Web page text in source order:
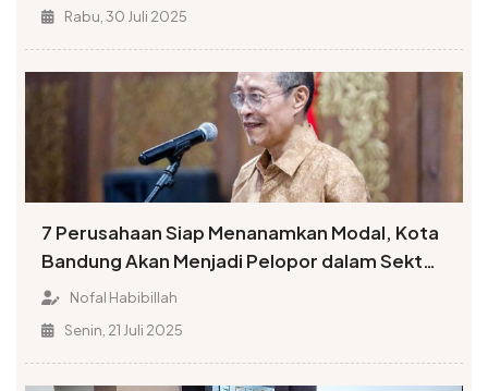
Rabu, 30 Juli 2025
7 Perusahaan Siap Menanamkan Modal, Kota
Bandung Akan Menjadi Pelopor dalam Sektor
Teknologi dan Energi Ramah Lingkungan
Nofal Habibillah
Senin, 21 Juli 2025